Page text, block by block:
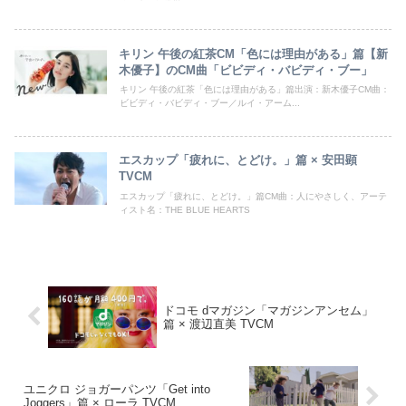
キリン 午後の紅茶CM「色には理由がある」篇【新
木優子】のCM曲「ビビディ・バビディ・ブー」
キリン 午後の紅茶「色には理由がある」篇出演：新木優子CM曲：
ビビディ・バビディ・ブー／ルイ・アーム...
エスカップ「疲れに、とどけ。」篇 × 安田顕
TVCM
エスカップ「疲れに、とどけ。」篇CM曲：人にやさしく、アーテ
ィスト名：THE BLUE HEARTS
ドコモ dマガジン「マガジンアンセム」
篇 × 渡辺直美 TVCM
ユニクロ ジョガーパンツ「Get into
Joggers」篇 × ローラ TVCM